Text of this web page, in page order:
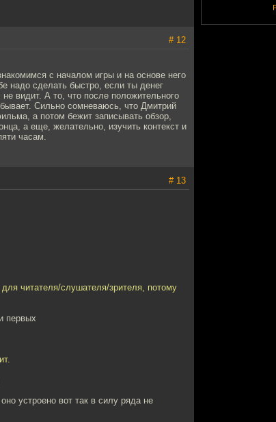
# 12
с началом игры и на основе него
надо сделать быстро, если ты денег
видит. А то, что после положительного
Сильно сомневаюсь, что Дмитрий
а потом бежит записывать обзор,
а еще, желательно, изучить контекст и
часам.
# 13
читателя/слушателя/зрителя, потому
первых
устроено вот так в силу ряда не